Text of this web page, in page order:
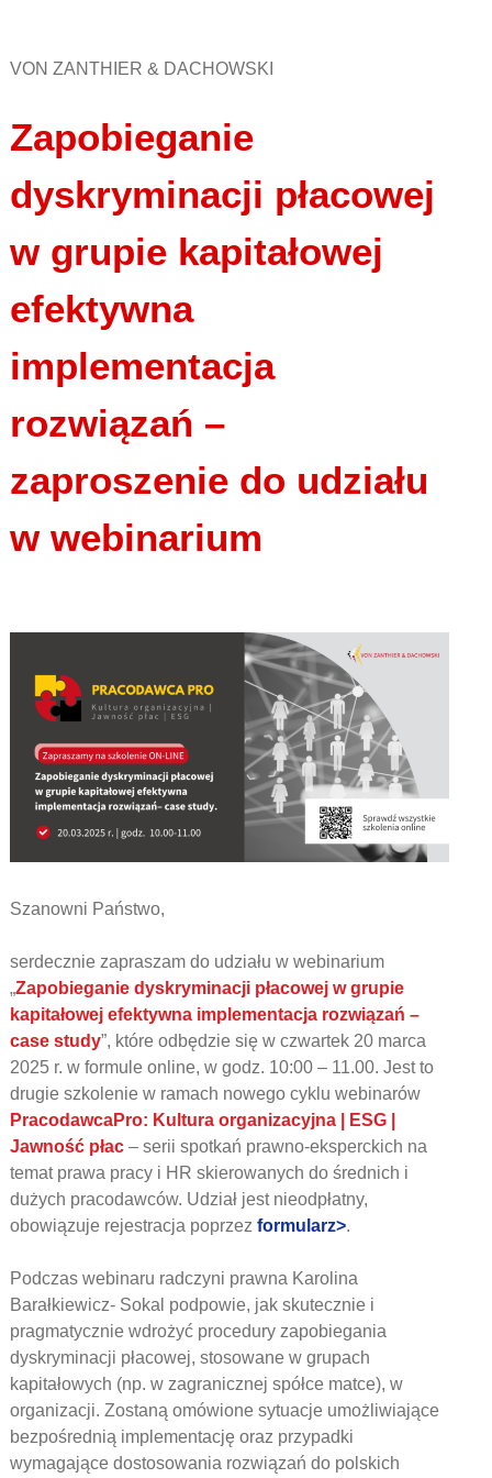
VON ZANTHIER & DACHOWSKI
Zapobieganie
dyskryminacji płacowej
w grupie kapitałowej
efektywna
implementacja
rozwiązań –
zaproszenie do udziału
w webinarium
Szanowni Państwo,
serdecznie zapraszam do udziału w webinarium
„Zapobieganie dyskryminacji płacowej w grupie
kapitałowej efektywna implementacja rozwiązań –
case study”, które odbędzie się w czwartek 20 marca
2025 r. w formule online, w godz. 10:00 – 11.00. Jest to
drugie szkolenie w ramach nowego cyklu webinarów
PracodawcaPro: Kultura organizacyjna | ESG |
Jawność płac – serii spotkań prawno-eksperckich na
temat prawa pracy i HR skierowanych do średnich i
dużych pracodawców. Udział jest nieodpłatny,
obowiązuje rejestracja poprzez formularz>.
Podczas webinaru radczyni prawna Karolina
Barałkiewicz- Sokal podpowie, jak skutecznie i
pragmatycznie wdrożyć procedury zapobiegania
dyskryminacji płacowej, stosowane w grupach
kapitałowych (np. w zagranicznej spółce matce), w
organizacji. Zostaną omówione sytuacje umożliwiające
bezpośrednią implementację oraz przypadki
wymagające dostosowania rozwiązań do polskich